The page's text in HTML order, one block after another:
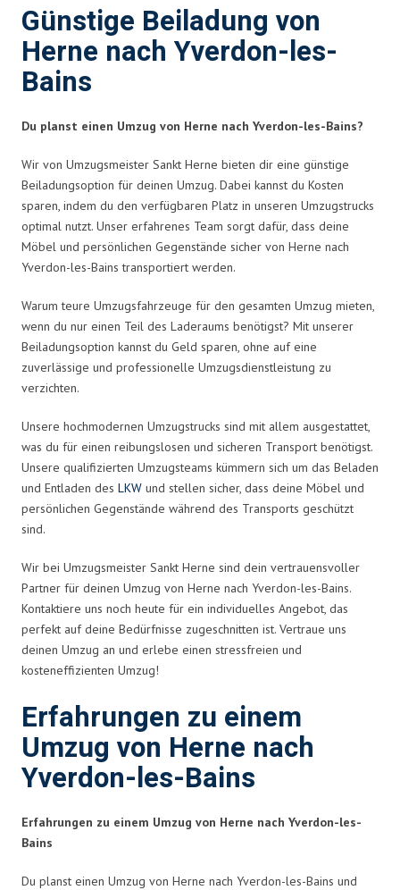
Günstige Beiladung von
Herne nach Yverdon-les-
Bains
Du planst einen Umzug von Herne nach Yverdon-les-Bains?
Wir von Umzugsmeister Sankt Herne bieten dir eine günstige
Beiladungsoption für deinen Umzug. Dabei kannst du Kosten
sparen, indem du den verfügbaren Platz in unseren Umzugstrucks
optimal nutzt. Unser erfahrenes Team sorgt dafür, dass deine
Möbel und persönlichen Gegenstände sicher von Herne nach
Yverdon-les-Bains transportiert werden.
Warum teure Umzugsfahrzeuge für den gesamten Umzug mieten,
wenn du nur einen Teil des Laderaums benötigst? Mit unserer
Beiladungsoption kannst du Geld sparen, ohne auf eine
zuverlässige und professionelle Umzugsdienstleistung zu
verzichten.
Unsere hochmodernen Umzugstrucks sind mit allem ausgestattet,
was du für einen reibungslosen und sicheren Transport benötigst.
Unsere qualifizierten Umzugsteams kümmern sich um das Beladen
und Entladen des LKW und stellen sicher, dass deine Möbel und
persönlichen Gegenstände während des Transports geschützt
sind.
Wir bei Umzugsmeister Sankt Herne sind dein vertrauensvoller
Partner für deinen Umzug von Herne nach Yverdon-les-Bains.
Kontaktiere uns noch heute für ein individuelles Angebot, das
perfekt auf deine Bedürfnisse zugeschnitten ist. Vertraue uns
deinen Umzug an und erlebe einen stressfreien und
kosteneffizienten Umzug!
Erfahrungen zu einem
Umzug von Herne nach
Yverdon-les-Bains
Erfahrungen zu einem Umzug von Herne nach Yverdon-les-
Bains
Du planst einen Umzug von Herne nach Yverdon-les-Bains und